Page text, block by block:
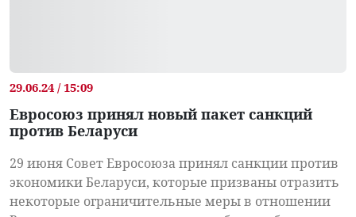
29.06.24 / 15:09
Евросоюз принял новый пакет санкций
против Беларуси
29 июня Совет Евросоюза принял санкции против
экономики Беларуси, которые призваны отразить
некоторые ограничительные меры в отношении